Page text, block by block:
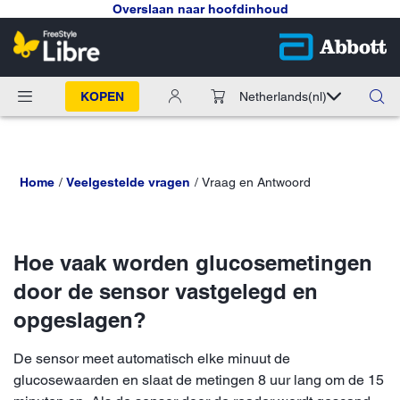
Overslaan naar hoofdinhoud
KOPEN Netherlands(nl)
Home Veelgestelde vragen Vraag en Antwoord
Hoe vaak worden glucosemetingen
door de sensor vastgelegd en
opgeslagen?
De sensor meet automatisch elke minuut de
glucosewaarden en slaat de metingen 8 uur lang om de 15